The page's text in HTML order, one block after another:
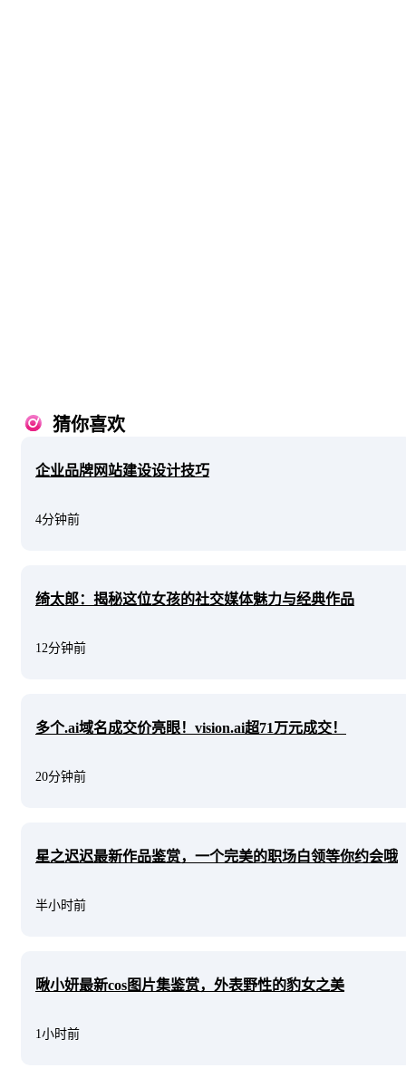
猜你喜欢
企业品牌网站建设设计技巧
4分钟前
绮太郎：揭秘这位女孩的社交媒体魅力与经典作品
12分钟前
多个.ai域名成交价亮眼！vision.ai超71万元成交！
20分钟前
星之迟迟最新作品鉴赏，一个完美的职场白领等你约会哦
半小时前
啾小妍最新cos图片集鉴赏，外表野性的豹女之美
1小时前